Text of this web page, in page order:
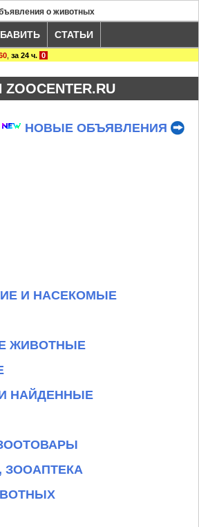
о животных
СТАТЬИ
за 24 ч. 0
НОВЫЕ ОБЪЯВЛЕНИЯ
И НАСЕКОМЫЕ
ЖИВОТНЫЕ
НАЙДЕННЫЕ
ЗООАПТЕКА